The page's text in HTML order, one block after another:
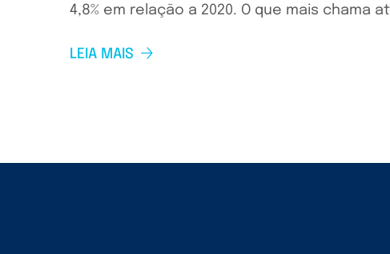
4,8% em relação a 2020. O que mais
LEIA MAIS